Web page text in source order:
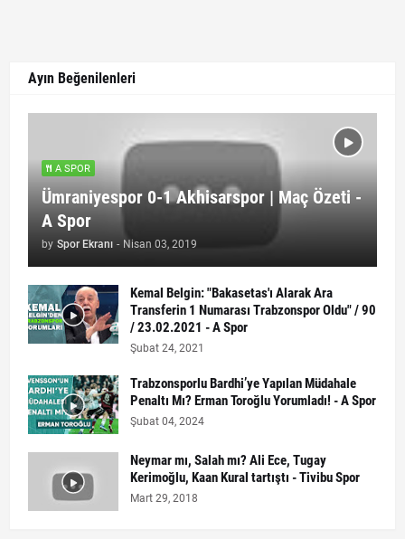
Ayın Beğenilenleri
A SPOR
Ümraniyespor 0-1 Akhisarspor | Maç Özeti -
A Spor
by Spor Ekranı - Nisan 03, 2019
Kemal Belgin: "Bakasetas'ı Alarak Ara
Transferin 1 Numarası Trabzonspor Oldu" / 90
/ 23.02.2021 - A Spor
Şubat 24, 2021
Trabzonsporlu Bardhi’ye Yapılan Müdahale
Penaltı Mı? Erman Toroğlu Yorumladı! - A Spor
Şubat 04, 2024
Neymar mı, Salah mı? Ali Ece, Tugay
Kerimoğlu, Kaan Kural tartıştı - Tivibu Spor
Mart 29, 2018